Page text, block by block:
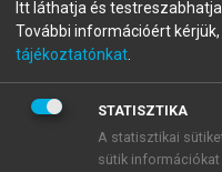
fiókoddal,
A regisztráció után a
BELÉPÉS
Itt láthatja és
További információért kérjük,
tájékoztatónkat
STATISZTIKA
A statisztikai
sütik információkat